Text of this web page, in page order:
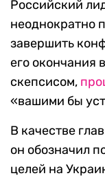
Российский
неоднократно
завершить
его окончания
скепсисом,
«вашими бы
В качестве
он обозначил
целей на